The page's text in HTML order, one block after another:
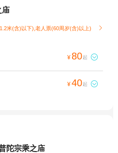
庙
米(含)以下),老人票(60周岁(含)以上) 
¥ 80起 
¥40起 
陀宗乘之庙